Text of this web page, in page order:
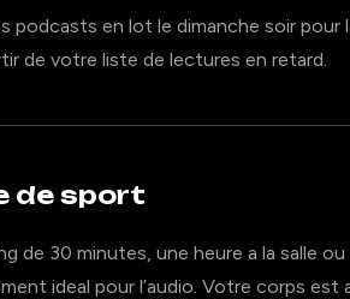
podcasts en lot le dimanche soir pour
de votre liste de lectures en retard.
de sport
de 30 minutes, une heure a la salle
ideal pour l’audio. Votre corps